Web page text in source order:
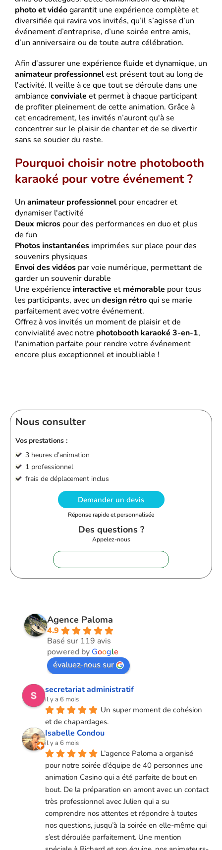
photo et vidéogarantit une expérience complète et
diversifiée qui ravira vos invités, qu’il s’agisse d’un
événement d’entreprise, d’une soirée entre amis,
d’un anniversaire ou de toute autre célébration.
Afin d’assurer une expérience fluide et dynamique, un
animateur professionnelest présent tout au long de
l’activité. Il veille à ce que tout se déroule dans une
ambiance conviviale et permet à chaque participant
de profiter pleinement de cette animation. Grâce à
cet encadrement, les invités n’auront qu'à se
concentrer sur le plaisir de chanter et de se divertir
sans se soucier du reste.
Pourquoi choisir notre photobooth
karaoké pour votre événement ?
Un animateur professionnel pour encadrer et
dynamiser l'activité
Deux micros pour des performances en duo et plus
de fun
Photos instantanées imprimées sur place pour des
souvenirs physiques
Envoi des vidéos par voie numérique, permettant de
garder un souvenir durable
Une expérience interactive et mémorable pour tous
les participants, avec un design rétroqui se marie
parfaitement avec votre événement.
Offrez à vos invités un moment de plaisir et de
convivialité avec notre photobooth karaoké 3-en-1,
l'animation parfaite pour rendre votre événement
encore plus exceptionnel et inoubliable !
Nous consulter
Vos prestations :
3 heures d’animation
1 professionnel
frais de déplacement inclus
Demander un devis
Réponse rapide et personnalisée
Des questions ?
Appelez-nous
Agence Paloma
4.9
Basé sur 119 avis
powered by Google
évaluez-nous sur
secretariat administratif
il y a 6 mois
Un super moment de cohésion
et de chapardages.
Isabelle Condou
il y a 6 mois
L’agence Paloma a organisé
pour notre soirée d’équipe de 40 personnes une
animation Casino qui a été parfaite de bout en
bout. De la préparation en amont avec un contact
très professionnel avec Julien qui a su
comprendre nos attentes et répondre à toutes
nos questions, jusqu’à la soirée en elle-même qui
s’est déroulée parfaitement. Une mention